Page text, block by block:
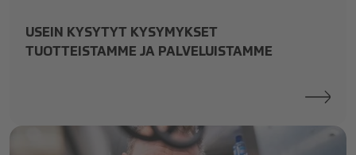
USEIN KYSYTYT KYSYMYKSET
TUOTTEISTAMME JA PALVELUISTAMME